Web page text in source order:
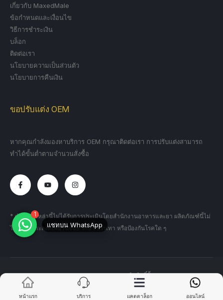
เกี่ยวกับ MaxedMale
ข้อกำหนดและเงื่อนไข
วิธีการชำระเงิน
บล็อก
ติดต่อเรา
นโยบายความเป็นส่วนตัว
นโยบายการคืนเงิน
ขอปรับแต่ง OEM
หากคุณกำลังมองหาบริการ OEM กรุณาติดต่อเรา การปรับแต่งสามารถ
ทำได้ขั้นต่ำตามจำนวนสั่งซื้อ
* คำแถลงเหล่านี้ไม่ได้รับการประเมินโดยสำนักงานอาหารและยา ผลิตภัณฑ์นี้ไม่
ได้มีวัตถุประสงค์เพื่อวินิจฉัย รักษา บรรเทา หรือป้องกันโรคใด ๆ
MaxedMale © 2025. สงวนลิขสิทธิ์ทั้งหมด
แชทบน WhatsApp
1
หน้าแรก บริการ แคตตาล็อก ออนไลน์